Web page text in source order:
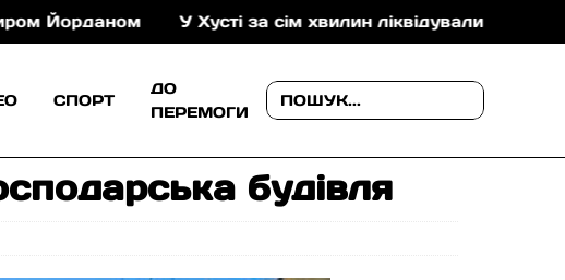
У Хусті за сім хвилин ліквідували пожежу в
СПОРТ
ДО
ПЕРЕМОГИ
будівля